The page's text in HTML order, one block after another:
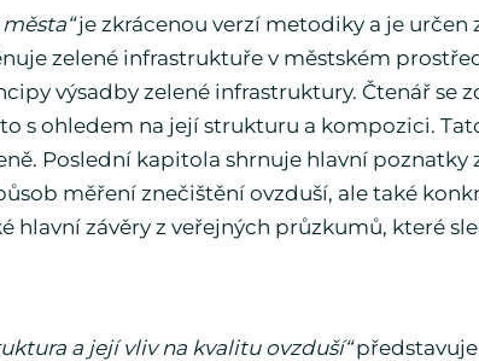
je zkrácenou verzí metodiky a je určen
zelené infrastruktuře v městském
výsadby zelené infrastruktury. Čtenář se
s ohledem na její strukturu a kompozici.
Poslední kapitola shrnuje hlavní
měření znečištění ovzduší, ale také
závěry z veřejných průzkumů, které
a její vliv na kvalitu ovzduší“